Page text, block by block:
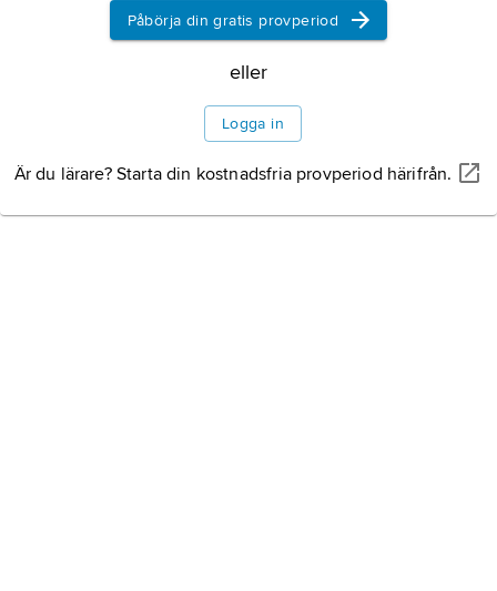
Information om artikeln
Påbörja din gratis provperiod
eller
Logga in
Är du lärare? Starta din kostnadsfria provperiod härifrån.